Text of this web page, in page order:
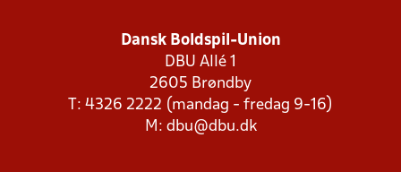
Dansk Boldspil-Union
DBU Allé 1
2605 Brøndby
T: 4326 2222 (mandag - fredag 9-16)
M: dbu@dbu.dk